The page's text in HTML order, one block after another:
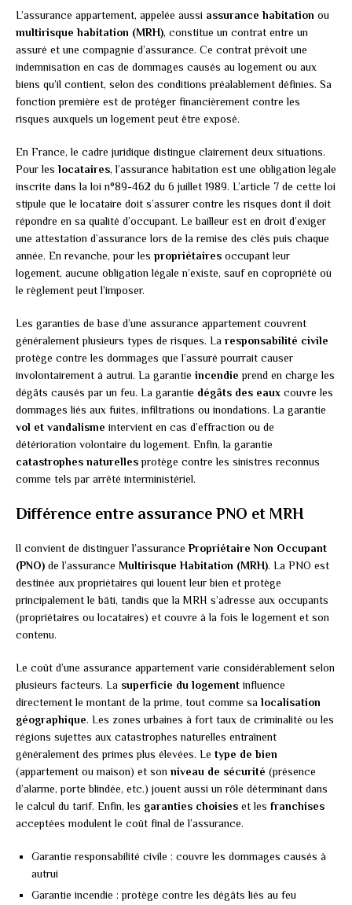
L’assurance appartement, appelée aussi assurance habitation ou
multirisque habitation (MRH), constitue un contrat entre un
assuré et une compagnie d’assurance. Ce contrat prévoit une
indemnisation en cas de dommages causés au logement ou aux
biens qu’il contient, selon des conditions préalablement définies. Sa
fonction première est de protéger financièrement contre les
risques auxquels un logement peut être exposé.
En France, le cadre juridique distingue clairement deux situations.
Pour les locataires, l’assurance habitation est une obligation légale
inscrite dans la loi n°89-462 du 6 juillet 1989. L’article 7 de cette loi
stipule que le locataire doit s’assurer contre les risques dont il doit
répondre en sa qualité d’occupant. Le bailleur est en droit d’exiger
une attestation d’assurance lors de la remise des clés puis chaque
année. En revanche, pour les propriétaires occupant leur
logement, aucune obligation légale n’existe, sauf en copropriété où
le règlement peut l’imposer.
Les garanties de base d’une assurance appartement couvrent
généralement plusieurs types de risques. La responsabilité civile
protège contre les dommages que l’assuré pourrait causer
involontairement à autrui. La garantie incendie prend en charge les
dégâts causés par un feu. La garantie dégâts des eaux couvre les
dommages liés aux fuites, infiltrations ou inondations. La garantie
vol et vandalisme intervient en cas d’effraction ou de
détérioration volontaire du logement. Enfin, la garantie
catastrophes naturellesprotège contre les sinistres reconnus
comme tels par arrêté interministériel.
Différence entre assurance PNO et MRH
Il convient de distinguer l’assurancePropriétaire Non Occupant
(PNO) de l’assurance Multirisque Habitation (MRH). La PNO est
destinée aux propriétaires qui louent leur bien et protège
principalement le bâti, tandis que la MRH s’adresse aux occupants
(propriétaires ou locataires) et couvre à la fois le logement et son
contenu.
Le coût d’une assurance appartement varie considérablement selon
plusieurs facteurs. La superficie du logement influence
directement le montant de la prime, tout comme sa localisation
géographique. Les zones urbaines à fort taux de criminalité ou les
régions sujettes aux catastrophes naturelles entraînent
généralement des primes plus élevées. Le type de bien
(appartement ou maison) et son niveau de sécurité (présence
d’alarme, porte blindée, etc.) jouent aussi un rôle déterminant dans
le calcul du tarif. Enfin, les garanties choisies et les franchises
acceptées modulent le coût final de l’assurance.
Garantie responsabilité civile : couvre les dommages causés à
autrui
Garantie incendie : protège contre les dégâts liés au feu